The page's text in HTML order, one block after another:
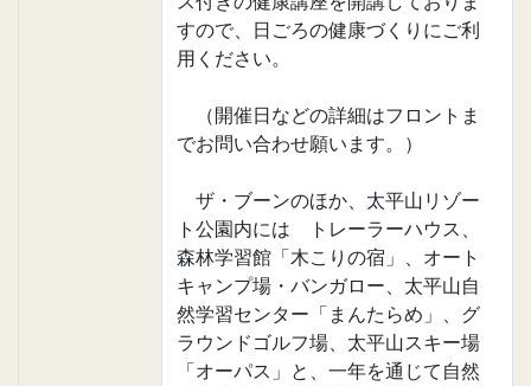
すので、日ごろの健康づくりにご利
用ください。
（開催日などの詳細はフロントま
でお問い合わせ願います。）
ザ・ブーンのほか、太平山リゾー
ト公園内には トレーラーハウス、
森林学習館「木こりの宿」、オート
キャンプ場・バンガロー、太平山自
然学習センター「まんたらめ」、グ
ラウンドゴルフ場、太平山スキー場
「オーパス」と、一年を通じて自然